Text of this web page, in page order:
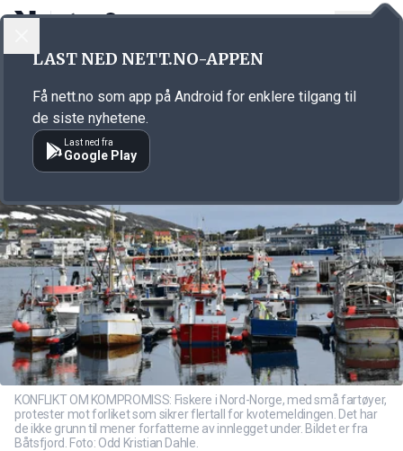
Annonsørinnhold
KONFLIKT OM KOMPROMISS: Fiskere i Nord-Norge, med små fartøyer,
protester mot forliket som sikrer flertall for kvotemeldingen. Det har
de ikke grunn til mener forfatterne av innlegget under. Bildet er fra
Båtsfjord. Foto: Odd Kristian Dahle.
LAST NED NETT.NO-APPEN
Få nett.no som app på Android for enklere tilgang til
de siste nyhetene.
Last ned fra
Google Play